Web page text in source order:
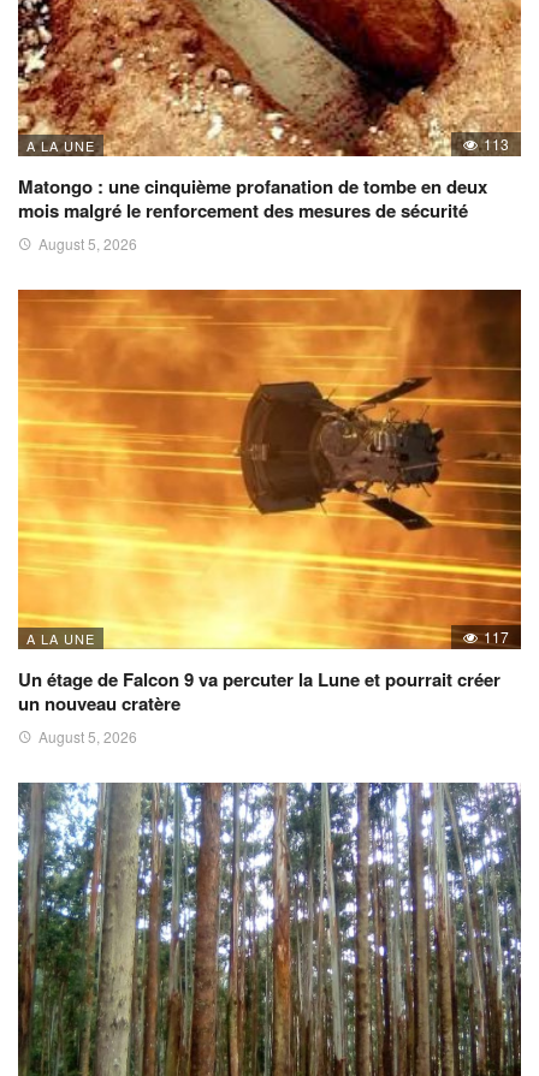
A LA UNE 113
Matongo : une cinquième profanation de tombe en deux
mois malgré le renforcement des mesures de sécurité
August 5, 2026
A LA UNE 117
Un étage de Falcon 9 va percuter la Lune et pourrait créer
un nouveau cratère
August 5, 2026